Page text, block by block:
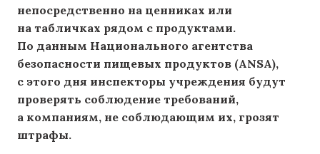
непосредственно на ценниках или
на табличках рядом с продуктами.
По данным Национального агентства
безопасности пищевых продуктов (ANSA),
с этого дня инспекторы учреждения будут
проверять соблюдение требований,
а компаниям, не соблюдающим их, грозят
штрафы.